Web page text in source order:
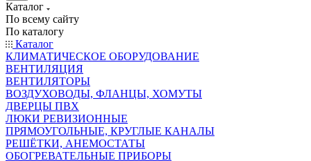
Каталог
По всему сайту
По каталогу
Каталог
КЛИМАТИЧЕСКОЕ ОБОРУДОВАНИЕ
ВЕНТИЛЯЦИЯ
ВЕНТИЛЯТОРЫ
ВОЗДУХОВОДЫ, ФЛАНЦЫ, ХОМУТЫ
ДВЕРЦЫ ПВХ
ЛЮКИ РЕВИЗИОННЫЕ
ПРЯМОУГОЛЬНЫЕ, КРУГЛЫЕ КАНАЛЫ
РЕШЁТКИ, АНЕМОСТАТЫ
ОБОГРЕВАТЕЛЬНЫЕ ПРИБОРЫ